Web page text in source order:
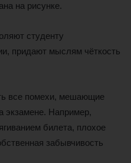
на рисунке.
студенту
придают мыслям чёткость
все помехи, мешающие
экзамене. Например,
билета, плохое
забывчивость